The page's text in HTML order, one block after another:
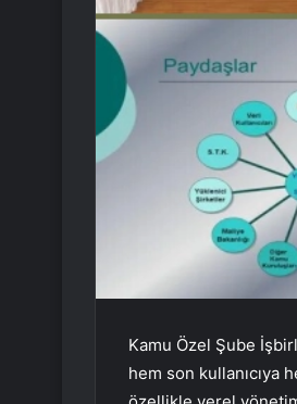
Kamu Özel Şube
hem son kullanıcıya